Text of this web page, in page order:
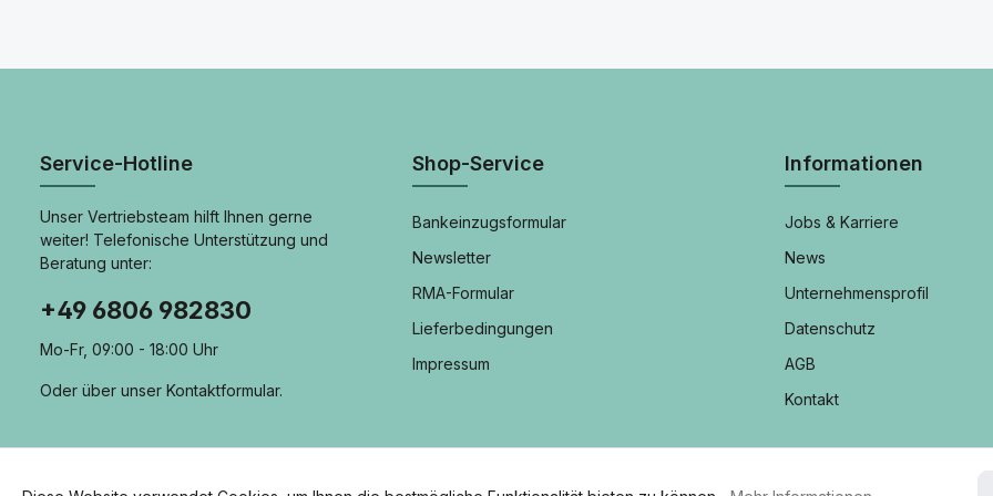
Service-Hotline
Unser Vertriebsteam hilft Ihnen gerne
weiter! Telefonische Unterstützung und
Beratung unter:
+49 6806 982830
Mo-Fr, 09:00 - 18:00 Uhr
Oder über unser Kontaktformular.
Shop-Service
Bankeinzugsformular
Newsletter
RMA-Formular
Lieferbedingungen
Impressum
Informationen
Jobs & Karriere
News
Unternehmensprofil
Datenschutz
AGB
Kontakt